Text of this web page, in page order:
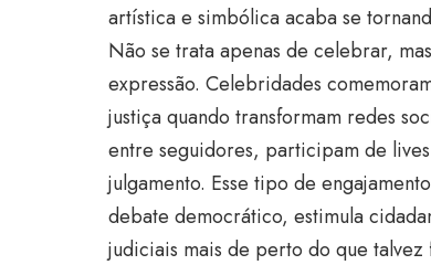
artística e simbólica acaba se
Não se trata apenas de celebrar,
expressão. Celebridades
justiça quando transformam redes
entre seguidores, participam de
julgamento. Esse tipo de
debate democrático, estimula
judiciais mais de perto do que